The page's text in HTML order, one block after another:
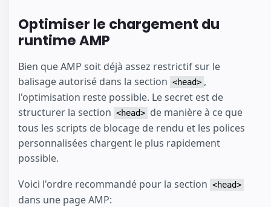
Optimiser le chargement du
runtime AMP
Bien que AMP soit déjà assez restrictif sur le
balisage autorisé dans la section <head> ,
l'optimisation reste possible. Le secret est de
structurer la section <head> de manière à ce que
tous les scripts de blocage de rendu et les polices
personnalisées chargent le plus rapidement
possible.
Voici l'ordre recommandé pour la section <head>
dans une page AMP: